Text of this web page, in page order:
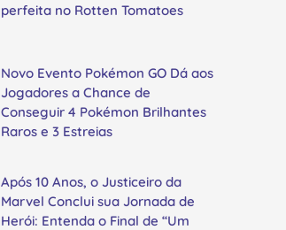
perfeita no Rotten Tomatoes
Novo Evento Pokémon GO Dá aos
Jogadores a Chance de
Conseguir 4 Pokémon Brilhantes
Raros e 3 Estreias
Após 10 Anos, o Justiceiro da
Marvel Conclui sua Jornada de
Herói: Entenda o Final de “Um